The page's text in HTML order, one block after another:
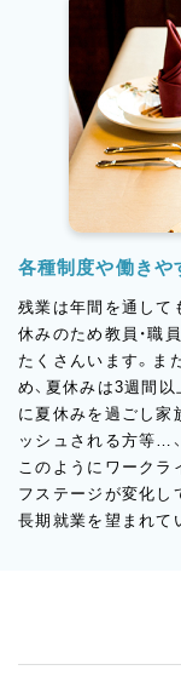
は教育未経験者で入
ちしてもらえるよう
でいただける環境
後には担任クラスを
談やホームルーム
と考えています。
大変なこともたくさ
生から「先生に出会
をもらえたことが
各種制度や働きや
残業は年間を通して
休みのため教員・職
たくさんいます。ま
め、夏休みは3週間
に夏休みを過ごし家
ッシュされる方等…
このようにワークラ
フステージが変化し
長期就業を望まれて